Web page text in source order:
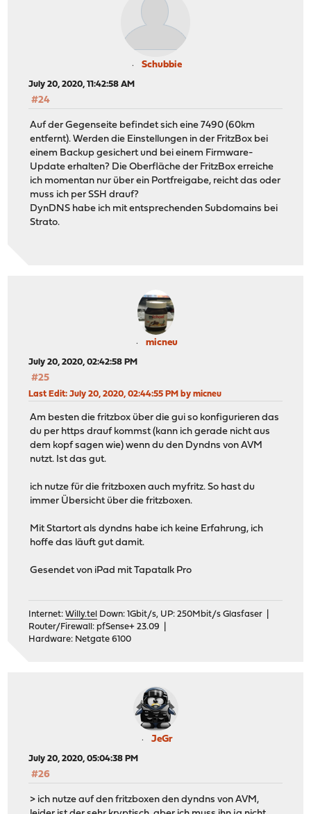
Schubbie
July 20, 2020, 11:42:58 AM
#24
Auf der Gegenseite befindet sich eine 7490 (60km
entfernt). Werden die Einstellungen in der FritzBox bei
einem Backup gesichert und bei einem Firmware-
Update erhalten? Die Oberfläche der FritzBox erreiche
ich momentan nur über ein Portfreigabe, reicht das oder
muss ich per SSH drauf?
DynDNS habe ich mit entsprechenden Subdomains bei
Strato.
micneu
July 20, 2020, 02:42:58 PM
#25
Last Edit: July 20, 2020, 02:44:55 PM by micneu
Am besten die fritzbox über die gui so konfigurieren das
du per https drauf kommst (kann ich gerade nicht aus
dem kopf sagen wie) wenn du den Dyndns von AVM
nutzt. Ist das gut.
ich nutze für die fritzboxen auch myfritz. So hast du
immer Übersicht über die fritzboxen.
Mit Startort als dyndns habe ich keine Erfahrung, ich
hoffe das läuft gut damit.
Gesendet von iPad mit Tapatalk Pro
Internet:Willy.tel
Down: 1Gbit/s, UP: 250Mbit/s Glasfaser |
Router/Firewall: pfSense+ 23.09 |
Hardware: Netgate 6100
JeGr
July 20, 2020, 05:04:38 PM
#26
> ich nutze auf den fritzboxen den dyndns von AVM,